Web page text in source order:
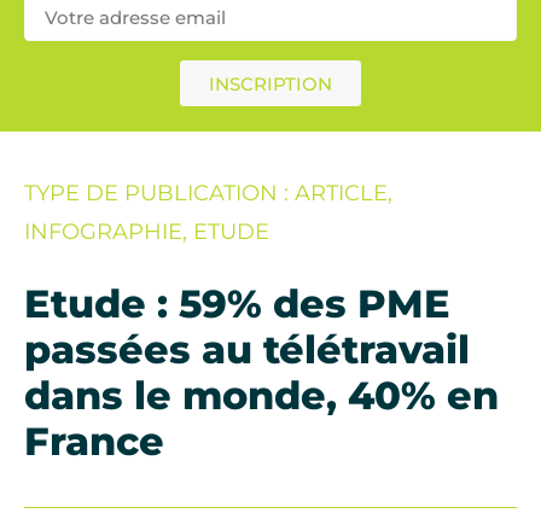
TYPE DE PUBLICATION : ARTICLE,
INFOGRAPHIE, ETUDE
Etude : 59% des PME
passées au télétravail
dans le monde, 40% en
France
INSCRIPTION